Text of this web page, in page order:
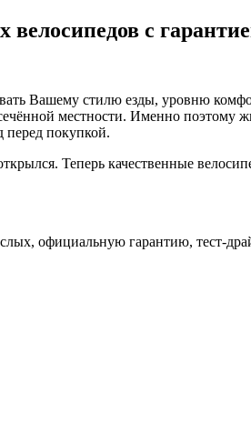
с
Вашему стилю езды, уровню
местности. Именно
перед покупкой.
Теперь качественные
официальную гарантию, тест-